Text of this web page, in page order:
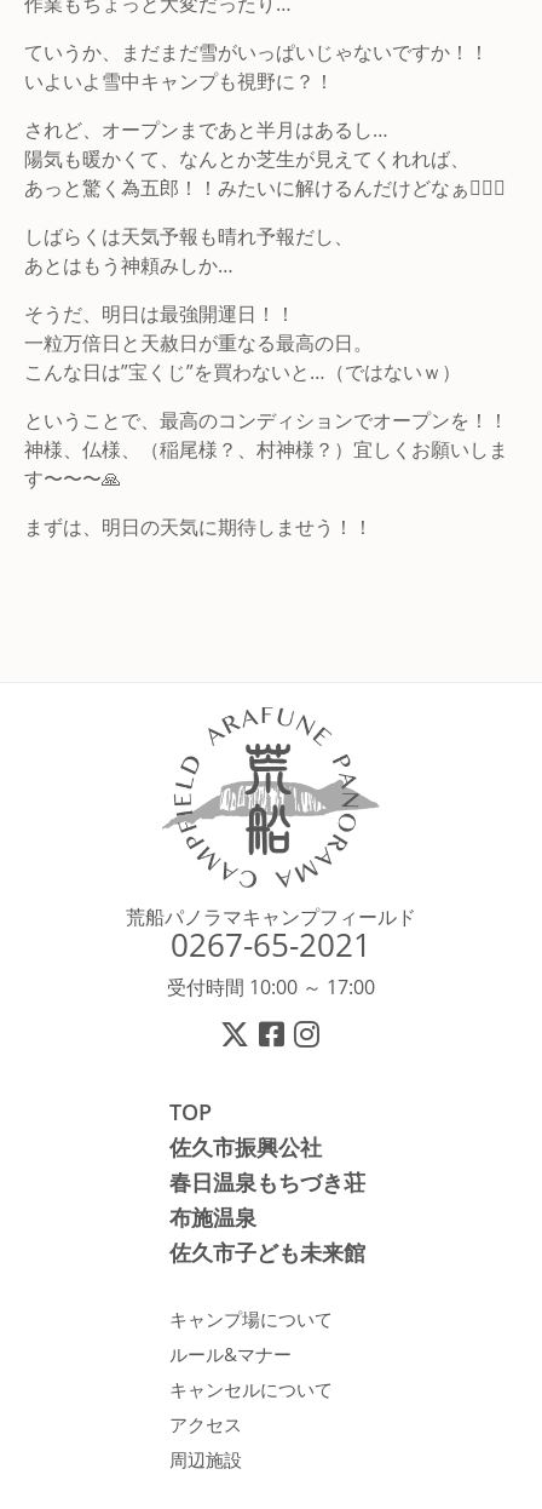
ていうか、まだまだ雪がいっぱいじゃないですか！！
いよいよ雪中キャンプも視野に？！
されど、オープンまであと半月はあるし…
陽気も暖かくて、なんとか芝生が見えてくれれば、
あっと驚く為五郎！！みたいに解けるんだけどなぁ🤷🏻‍♂️
しばらくは天気予報も晴れ予報だし、
あとはもう神頼みしか…
そうだ、明日は最強開運日！！
一粒万倍日と天赦日が重なる最高の日。
こんな日は”宝くじ”を買わないと…（ではないｗ）
ということで、最高のコンディションでオープンを！！
神様、仏様、（稲尾様？、村神様？）宜しくお願いしま
す〜〜〜🙏
まずは、明日の天気に期待しませう！！
荒船パノラマキャンプフィールド
0267-65-2021
受付時間 10:00 ～ 17:00
TOP
佐久市振興公社
春日温泉もちづき荘
布施温泉
佐久市子ども未来館
キャンプ場について
ルール&マナー
キャンセルについて
アクセス
周辺施設